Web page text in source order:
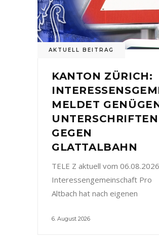
AKTUELL BEITRAG
KANTON ZÜRICH:
MELDET
UNTERSCHRIFTEN
GEGEN
GLATTALBAHN
TELE Z aktuell vom
Interessengemeinschaft Pro
Altbach hat nach eigenen
6. August 2026